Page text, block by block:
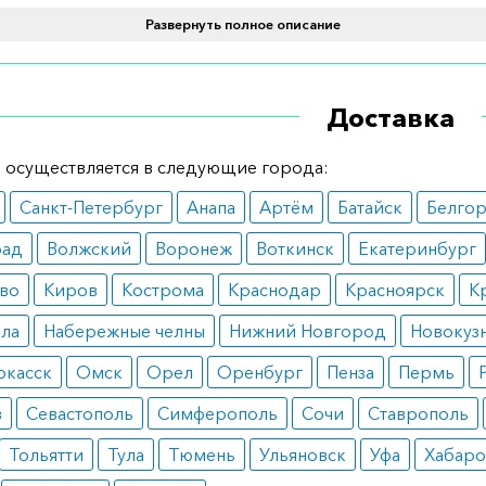
используется в гинекологической практике.
подготовки шейки матки к родам, в послеродовом
при наличии индивидуальной непереносимости
в состав лекарства. К противопоказаниям также
опухоли злокачественного типа.
эффекты
медикамент хорошо переносится пациентками.
зуд и раздражение в месте использования
их появлении использование средства прекращают.
Развернуть полное описание
Доставка
осуществляется в следующие города:
Санкт-Петербург Анапа Артём Батайск
Волжский Воронеж Воткинск Екатеринбург
Киров Кострома Краснодар Красноярск
Набережные челны Нижний Новгород
Омск Орел Оренбург Пенза Пермь
Севастополь Симферополь Сочи Ставрополь
Тольятти Тула Тюмень Ульяновск Уфа